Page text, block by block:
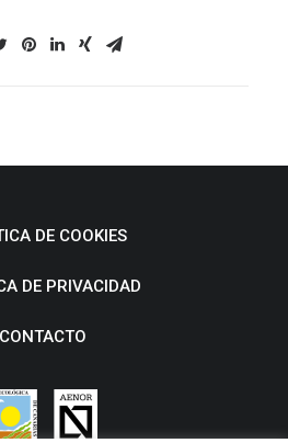
DE COOKIES
DE PRIVACIDAD
CONTACTO